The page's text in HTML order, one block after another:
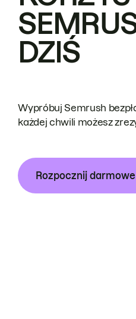
DZIŚ
Wypróbuj Semrush
każdej chwili możesz
Rozpocznij